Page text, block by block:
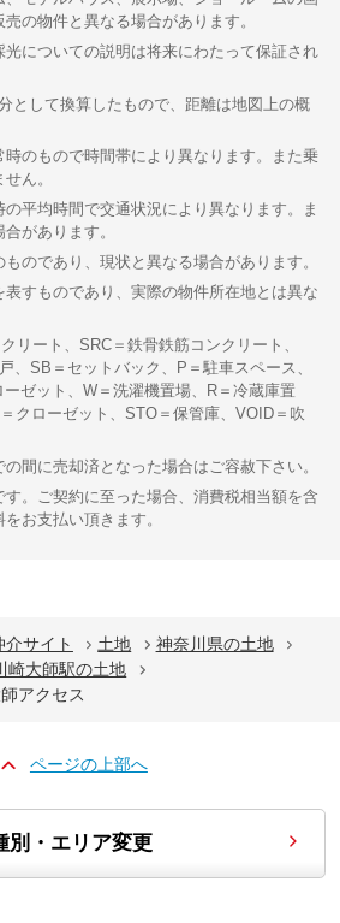
の物件と異なる場合があります。
についての説明は将来にわたって保証され
として換算したもので、距離は地図上の概
時のもので時間帯により異なります。また乗
ん。
平均時間で交通状況により異なります。ま
があります。
のであり、現状と異なる場合があります。
すものであり、実際の物件所在地とは異な
リート、SRC＝鉄骨鉄筋コンクリート、
SB＝セットバック、P＝駐車スペース、
ゼット、W＝洗濯機置場、R＝冷蔵庫置
クローゼット、STO＝保管庫、VOID＝吹
間に売却済となった場合はご容赦下さい。
。ご契約に至った場合、消費税相当額を含
お支払い頂きます。
サイト 土地
神奈川県の土地
崎大師駅の土地
アクセス
ページの上部へ
別・エリア変更